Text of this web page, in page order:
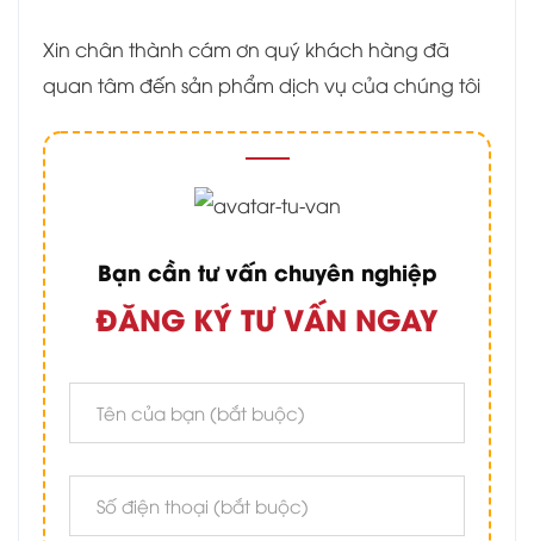
Xin chân thành cám ơn quý khách hàng đã
quan tâm đến sản phẩm dịch vụ của chúng tôi
Bạn cần tư vấn chuyên nghiệp
ĐĂNG KÝ TƯ VẤN NGAY